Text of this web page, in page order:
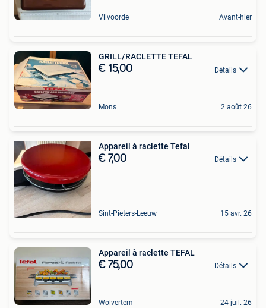
Vilvoorde Avant-hier
GRILL/RACLETTE TEFAL
€ 15,00 Détails
Mons 2 août 26
Appareil à raclette Tefal
€ 7,00 Détails
Sint-Pieters-Leeuw 15 avr. 26
Appareil à raclette TEFAL
€ 75,00 Détails
Wolvertem 24 juil. 26